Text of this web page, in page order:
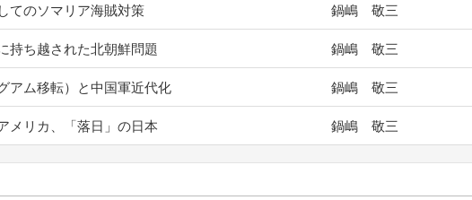
てのソマリア海賊対策 鍋嶋 敬三
持ち越された北朝鮮問題 鍋嶋 敬三
アム移転）と中国軍近代化 鍋嶋 敬三
メリカ、「落日」の日本 鍋嶋 敬三